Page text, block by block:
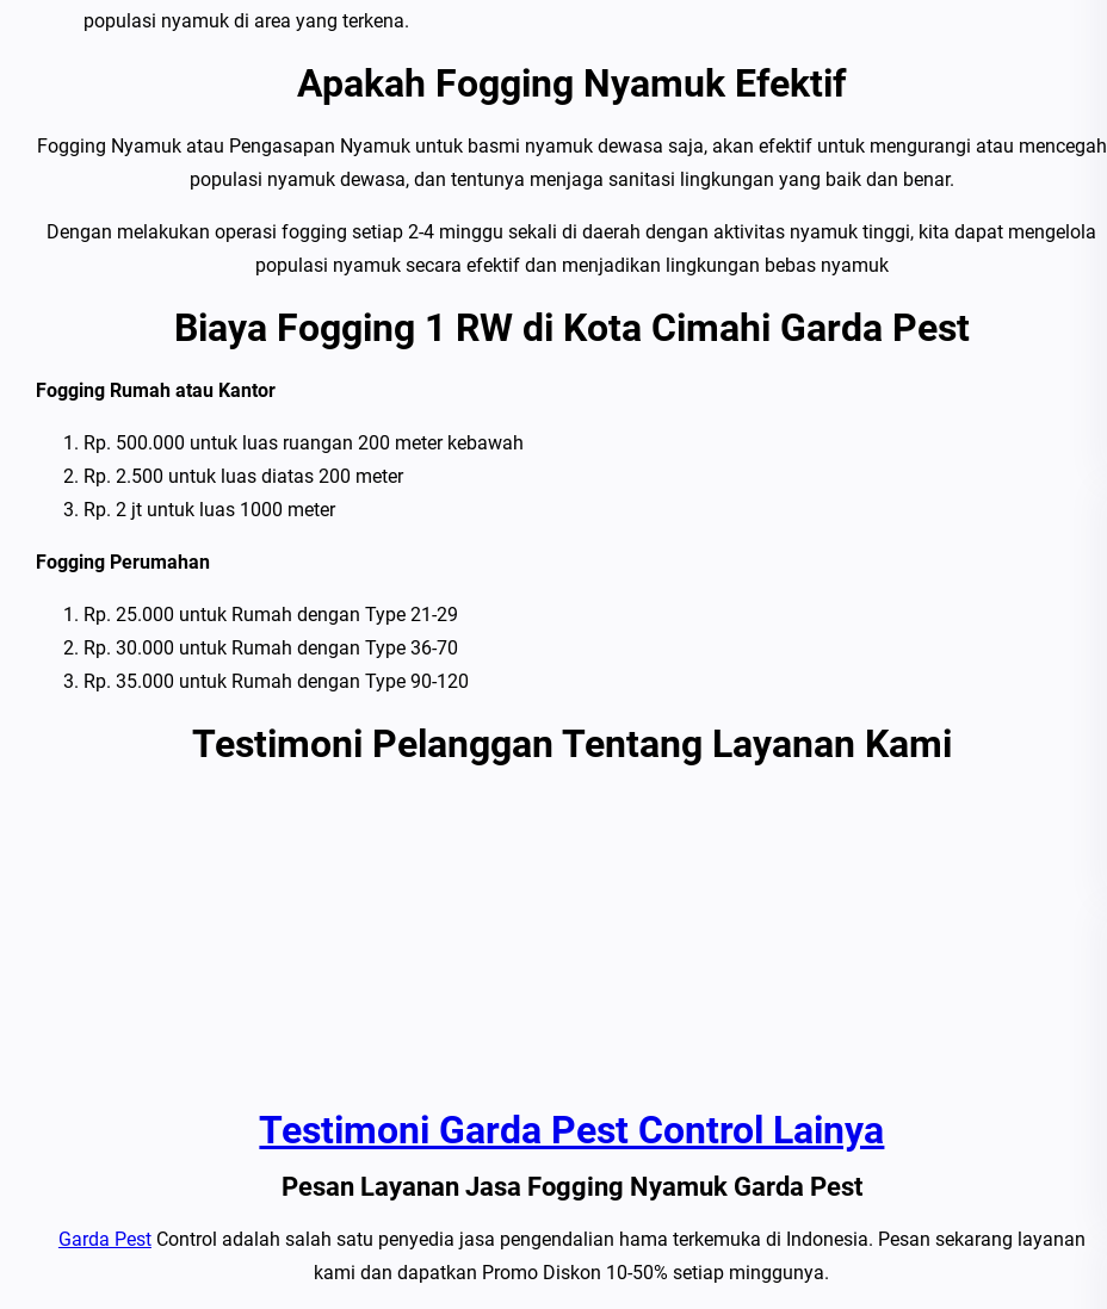
populasi nyamuk di area yang terkena.
Apakah Fogging Nyamuk Efektif
Fogging Nyamuk atau Pengasapan Nyamuk untuk basmi nyamuk dewasa saja, akan efektif untuk mengurangi atau mencegah
populasi nyamuk dewasa, dan tentunya menjaga sanitasi lingkungan yang baik dan benar.
Dengan melakukan operasi fogging setiap 2-4 minggu sekali di daerah dengan aktivitas nyamuk tinggi, kita dapat mengelola
populasi nyamuk secara efektif dan menjadikan lingkungan bebas nyamuk
Biaya Fogging 1 RW di Kota Cimahi Garda Pest
Fogging Rumah atau Kantor
Rp. 500.000 untuk luas ruangan 200 meter kebawah
Rp. 2.500 untuk luas diatas 200 meter
Rp. 2 jt untuk luas 1000 meter
Fogging Perumahan
Rp. 25.000 untuk Rumah dengan Type 21-29
Rp. 30.000 untuk Rumah dengan Type 36-70
Rp. 35.000 untuk Rumah dengan Type 90-120
Testimoni Pelanggan Tentang Layanan Kami
Testimoni Garda Pest Control Lainya
Pesan Layanan Jasa Fogging Nyamuk Garda Pest
Garda PestControl adalah salah satu penyedia jasa pengendalian hama terkemuka di Indonesia. Pesan sekarang layanan
kami dan dapatkan Promo Diskon 10-50% setiap minggunya.